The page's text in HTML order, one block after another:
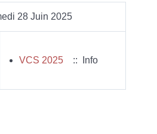
28 Juin 2025
VCS 2025 :: Info